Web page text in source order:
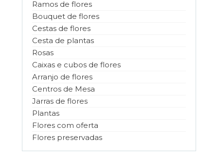
Ramos de flores
Bouquet de flores
Cestas de flores
Cesta de plantas
Rosas
Caixas e cubos de flores
Arranjo de flores
Centros de Mesa
Jarras de flores
Plantas
Flores com oferta
Flores preservadas